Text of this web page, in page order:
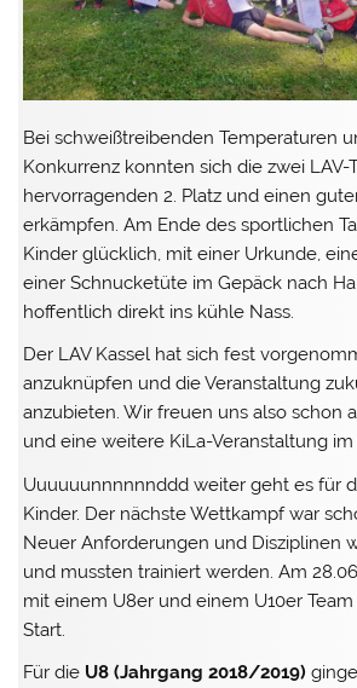
Bei schweißtreibenden Temperaturen
Konkurrenz konnten sich die zwei LAV-
hervorragenden 2. Platz und einen
erkämpfen. Am Ende des sportlichen
Kinder glücklich, mit einer Urkunde,
einer Schnucketüte im Gepäck nach
hoffentlich direkt ins kühle Nass.
Der LAV Kassel hat sich fest
anzuknüpfen und die Veranstaltung
anzubieten. Wir freuen uns also schon
und eine weitere KiLa-Veranstaltung im
Uuuuuunnnnnnddd weiter geht es für
Kinder. Der nächste Wettkampf war
Neuer Anforderungen und Disziplinen
und mussten trainiert werden. Am
mit einem U8er und einem U10er
Start.
Für die U8 (Jahrgang 2018/2019)